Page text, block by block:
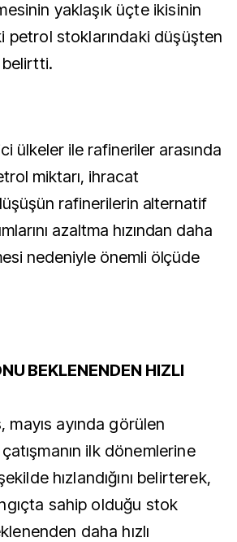
yaklaşık üçte ikisinin
petrol stoklarındaki düşüşten
belirtti.
ülkeler ile rafineriler arasında
miktarı, ihracat
rafinerilerin alternatif
azaltma hızından daha
nedeniyle önemli ölçüde
BEKLENENDEN HIZLI
mayıs ayında görülen
çatışmanın ilk dönemlerine
hızlandığını belirterek,
sahip olduğu stok
daha hızlı